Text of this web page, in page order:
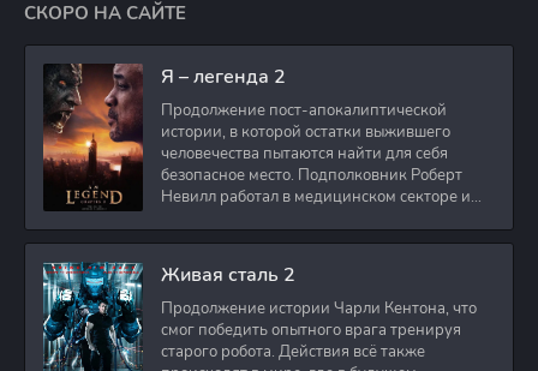
СКОРО НА САЙТЕ
Я – легенда 2
Продолжение пост-апокалиптической
истории, в которой остатки выжившего
человечества пытаются найти для себя
безопасное место. Подполковник Роберт
Невилл работал в медицинском секторе и
Живая сталь 2
Продолжение истории Чарли Кентона, что
смог победить опытного врага тренируя
старого робота. Действия всё также